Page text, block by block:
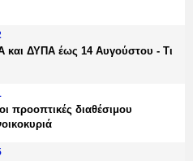
ΔΥΠΑ έως 14 Αυγούστου - Τι
προοπτικές διαθέσιμου